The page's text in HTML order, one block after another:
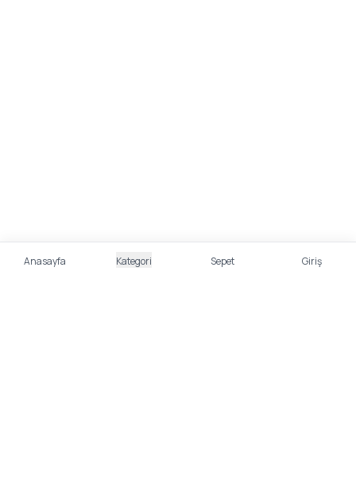
Anasayfa Kategori Sepet Giriş